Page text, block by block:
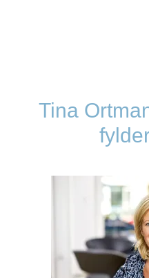
Tina